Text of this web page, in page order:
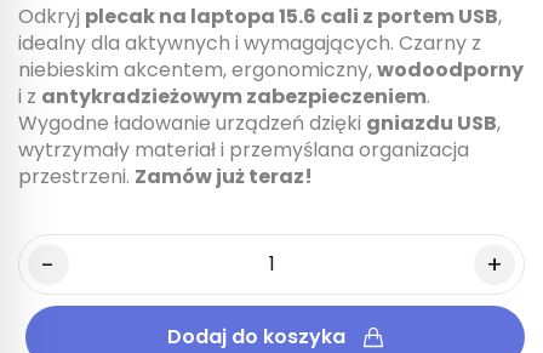
Odkryj plecak na laptopa 15.6 cali z portem USB,
idealny dla aktywnych i wymagających. Czarny z
niebieskim akcentem, ergonomiczny,wodoodporny
i z antykradzieżowym zabezpieczeniem.
Wygodne ładowanie urządzeń dzięki gniazdu USB,
wytrzymały materiał i przemyślana organizacja
przestrzeni. Zamów już teraz!
Dodaj do koszyka